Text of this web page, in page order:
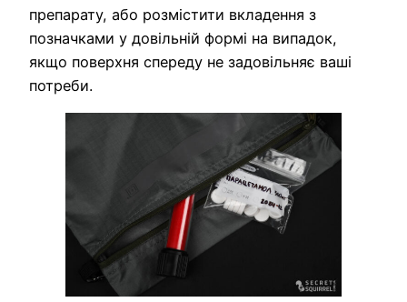
препарату, або розмістити вкладення з
позначками у довільній формі на випадок,
якщо поверхня спереду не задовільняє ваші
потреби.